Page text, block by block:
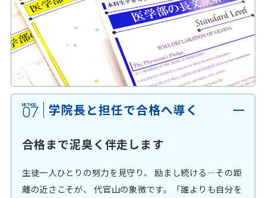
07 学院長と担任で合格へ導く
合格まで泥臭く伴走します
生徒一人ひとりの努力を見守り、 励まし続ける—その距
離の近さこそが、 代官山の象徴です。「誰よりも自分を